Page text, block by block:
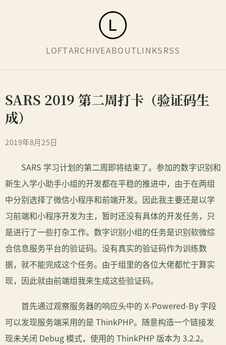
LOFTARCHIVEABOUTLINKSRSS
SARS 2019 第二周打卡（验证码生
成）
2019年8月25日
SARS 学习计划的第二周即将结束了。参加的数字识别和
新生入学小助手小组的开发都在平稳的推进中，由于在两组
中分别选择了微信小程序和前端开发。因此我主要还是以学
习前端和小程序开发为主，暂时还没有具体的开发任务，只
是进行了一些打杂工作。数字识别小组的任务是识别软微综
合信息服务平台的验证码。没有真实的验证码作为训练数
据，就不能完成这个任务。由于组里的各位大佬都忙于算实
现，因此就由前端组我来生成这些验证码。
首先通过观察服务器的响应头中的 X-Powered-By 字段
可以发现服务端采用的是 ThinkPHP。随意构造一个链接发
现未关闭 Debug 模式，使用的 ThinkPHP 版本为 3.2.2。